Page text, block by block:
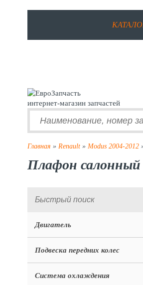
интернет-магазин запчастей
Главная » Renault » Modus 2004-2012
Плафон салонный
Двигатель
Подвеска передних колес
Система охлаждения